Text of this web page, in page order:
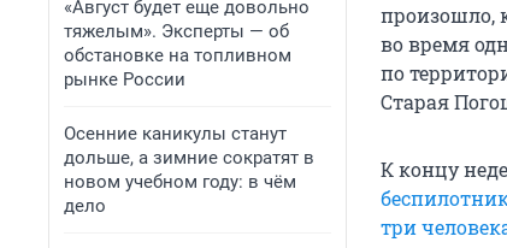
«Август будет еще довольно
тяжелым». Эксперты — об
обстановке на топливном
рынке России
Осенние каникулы станут
дольше, а зимние сократят в
новом учебном году: в чём
дело
произошло,
во время
по
Старая
К концу
три